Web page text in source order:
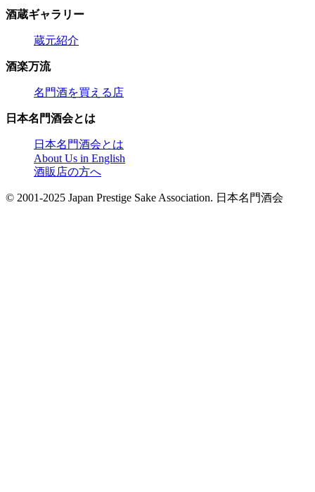
酒蔵ギャラリー
蔵元紹介
酒楽万流
名門酒を買える店
日本名門酒会とは
日本名門酒会とは
About Us in English
酒販店の方へ
© 2001-2025 Japan Prestige Sake Association. 日本名門酒会